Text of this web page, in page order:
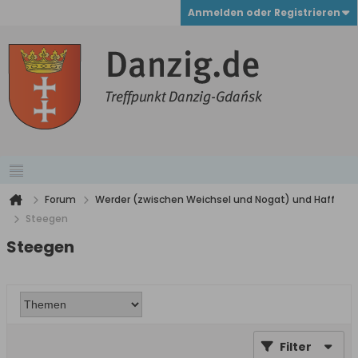
Anmelden oder Registrieren
Forum
Werder (zwischen Weichsel und Nogat) und Haff
Steegen
Steegen
Filter